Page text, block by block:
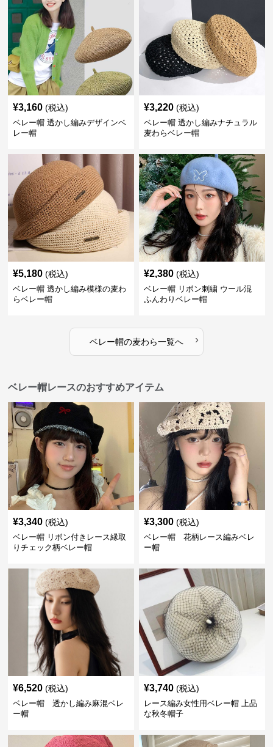
¥3,160 (税込)
ベレー帽 透かし編みデザインベ
レー帽
¥3,220 (税込)
ベレー帽 透かし編みナチュラル
麦わらベレー帽
¥5,180 (税込)
ベレー帽 透かし編み模様の麦わ
らベレー帽
¥2,380 (税込)
ベレー帽 リボン刺繍 ウール混
ふんわりベレー帽
ベレー帽の麦わら一覧へ ›
ベレー帽レースのおすすめアイテム
¥3,340 (税込)
ベレー帽 リボン付きレース縁取
りチェック柄ベレー帽
¥3,300 (税込)
ベレー帽 花柄レース編みベレ
ー帽
¥6,520 (税込)
ベレー帽 透かし編み麻混ベレ
ー帽
¥3,740 (税込)
レース編み女性用ベレー帽 上品
な秋冬帽子